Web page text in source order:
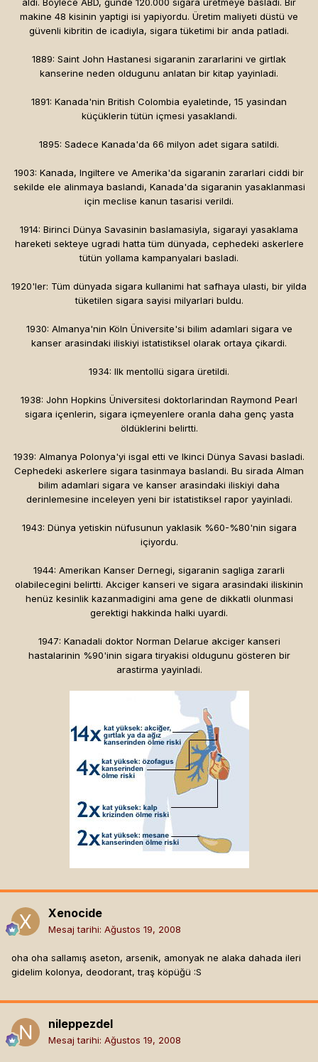
aldi. Böylece ABD, günde 120.000 sigara üretmeye basladi. Bir
makine 48 kisinin yaptigi isi yapiyordu. Üretim maliyeti düstü ve
güvenli kibritin de icadiyla, sigara tüketimi bir anda patladi.
1889: Saint John Hastanesi sigaranin zararlarini ve girtlak
kanserine neden oldugunu anlatan bir kitap yayinladi.
1891: Kanada'nin British Colombia eyaletinde, 15 yasindan
küçüklerin tütün içmesi yasaklandi.
1895: Sadece Kanada'da 66 milyon adet sigara satildi.
1903: Kanada, Ingiltere ve Amerika'da sigaranin zararlari ciddi bir
sekilde ele alinmaya baslandi, Kanada'da sigaranin yasaklanmasi
için meclise kanun tasarisi verildi.
1914: Birinci Dünya Savasinin baslamasiyla, sigarayi yasaklama
hareketi sekteye ugradi hatta tüm dünyada, cephedeki askerlere
tütün yollama kampanyalari basladi.
1920'ler: Tüm dünyada sigara kullanimi hat safhaya ulasti, bir yilda
tüketilen sigara sayisi milyarlari buldu.
1930: Almanya'nin Köln Üniversite'si bilim adamlari sigara ve
kanser arasindaki iliskiyi istatistiksel olarak ortaya çikardi.
1934: Ilk mentollü sigara üretildi.
1938: John Hopkins Üniversitesi doktorlarindan Raymond Pearl
sigara içenlerin, sigara içmeyenlere oranla daha genç yasta
öldüklerini belirtti.
1939: Almanya Polonya'yi isgal etti ve Ikinci Dünya Savasi basladi.
Cephedeki askerlere sigara tasinmaya baslandi. Bu sirada Alman
bilim adamlari sigara ve kanser arasindaki iliskiyi daha
derinlemesine inceleyen yeni bir istatistiksel rapor yayinladi.
1943: Dünya yetiskin nüfusunun yaklasik %60-%80'nin sigara
içiyordu.
1944: Amerikan Kanser Dernegi, sigaranin sagliga zararli
olabilecegini belirtti. Akciger kanseri ve sigara arasindaki iliskinin
henüz kesinlik kazanmadigini ama gene de dikkatli olunmasi
gerektigi hakkinda halki uyardi.
1947: Kanadali doktor Norman Delarue akciger kanseri
hastalarinin %90'inin sigara tiryakisi oldugunu gösteren bir
arastirma yayinladi.
Xenocide
Mesaj tarihi: Ağustos 19, 2008
oha oha sallamış aseton, arsenik, amonyak ne alaka dahada ileri
gidelim kolonya, deodorant, traş köpüğü :S
nileppezdel
Mesaj tarihi: Ağustos 19, 2008